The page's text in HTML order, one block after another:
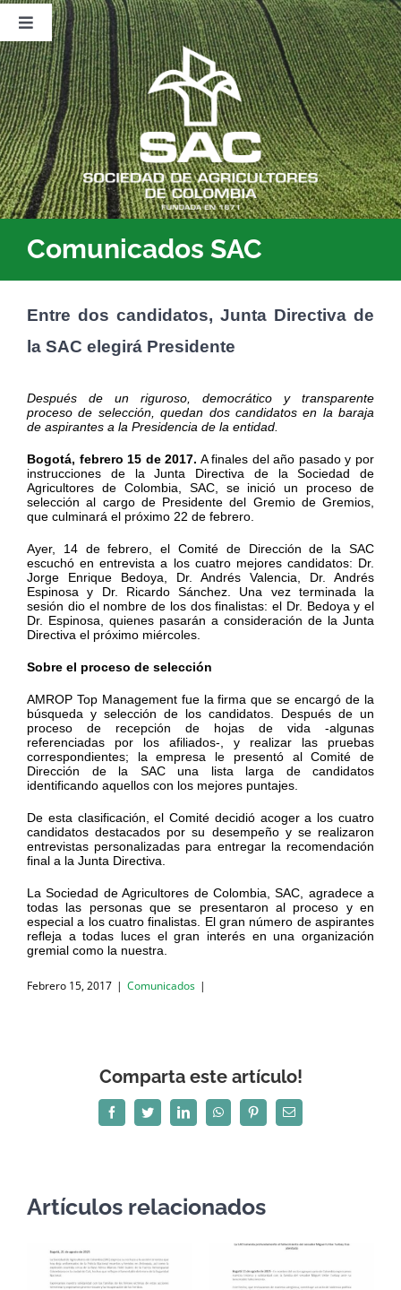
Saltar
contenido
Toggle
Navigation
Nosotros
Publicaciones
Sala de Prensa
Eventos
Comunicados SAC
Entre dos candidatos, Junta Directiva de
la SAC elegirá Presidente
Después de un riguroso, democrático y transparente
proceso de selección, quedan dos candidatos en la baraja
de aspirantes a la Presidencia de la entidad.
Bogotá, febrero 15 de 2017. A finales del año pasado y por
instrucciones de la Junta Directiva de la Sociedad de
Agricultores de Colombia, SAC, se inició un proceso de
selección al cargo de Presidente del Gremio de Gremios,
que culminará el próximo 22 de febrero.
Ayer, 14 de febrero, el Comité de Dirección de la SAC
escuchó en entrevista a los cuatro mejores candidatos: Dr.
Jorge Enrique Bedoya, Dr. Andrés Valencia, Dr. Andrés
Espinosa y Dr. Ricardo Sánchez. Una vez terminada la
sesión dio el nombre de los dos finalistas: el Dr. Bedoya y el
Dr. Espinosa, quienes pasarán a consideración de la Junta
Directiva el próximo miércoles.
Sobre el proceso de selección
AMROP Top Management fue la firma que se encargó de la
búsqueda y selección de los candidatos. Después de un
proceso de recepción de hojas de vida -algunas
referenciadas por los afiliados-, y realizar las pruebas
correspondientes; la empresa le presentó al Comité de
Dirección de la SAC una lista larga de candidatos
identificando aquellos con los mejores puntajes.
De esta clasificación, el Comité decidió acoger a los cuatro
candidatos destacados por su desempeño y se realizaron
entrevistas personalizadas para entregar la recomendación
final a la Junta Directiva.
La Sociedad de Agricultores de Colombia, SAC, agradece a
todas las personas que se presentaron al proceso y en
especial a los cuatro finalistas. El gran número de aspirantes
refleja a todas luces el gran interés en una organización
gremial como la nuestra.
Febrero 15, 2017 | Comunicados |
Comparta este artículo!
FacebookTwitterLinkedInWhatsAppPinterestCorreo
electrónico
Artículos relacionados